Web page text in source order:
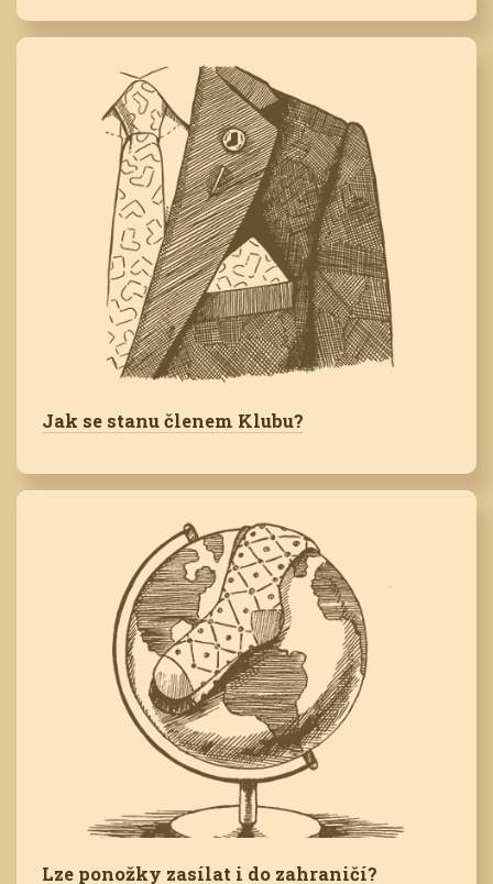
Jak se stanu členem Klubu?
Lze ponožky zasílat i do zahraničí?